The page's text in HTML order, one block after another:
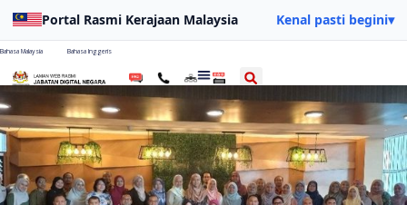
Portal Rasmi Kerajaan Malaysia Kenal pasti begini▾
Bahasa Malaysia Bahasa Inggeris